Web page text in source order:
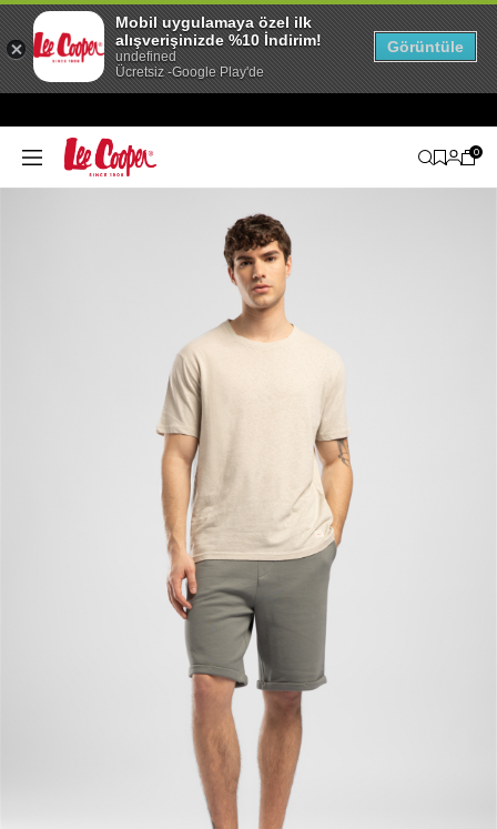
0
Mobil uygulamaya özel ilk
alışverişinizde %10 İndirim!
undefined
Ücretsiz -Google Play'de
Görüntüle